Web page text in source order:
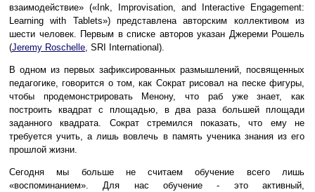
взаимодействие» («Ink, Improvisation, and Interactive Engagement:
Learning with Tablets») представлена авторским коллективом из
шести человек. Первым в списке авторов указан Джереми Рошель
(Jeremy Roschelle , SRI International).
В одном из первых зафиксированных размышлений, посвященных
педагогике, говорится о том, как Сократ рисовал на песке фигуры,
чтобы продемонстрировать Менону, что раб уже знает, как
построить квадрат с площадью, в два раза большей площади
заданного квадрата. Сократ стремился показать, что ему не
требуется учить, а лишь вовлечь в память ученика знания из его
прошлой жизни.
Сегодня мы больше не считаем обучение всего лишь
«воспоминанием». Для нас обучение - это активный,